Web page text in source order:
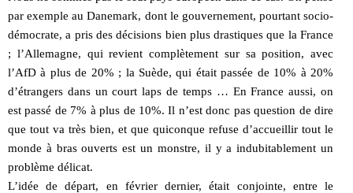
par exemple au Danemark, dont le gouvernement, pourtant socio-
démocrate, a pris des décisions bien plus drastiques que la France
; l’Allemagne, qui revient complètement sur sa position, avec
l’AfD à plus de 20% ; la Suède, qui était passée de 10% à 20%
d’étrangers dans un court laps de temps … En France aussi, on
est passé de 7% à plus de 10%. Il n’est donc pas question de dire
que tout va très bien, et que quiconque refuse d’accueillir tout le
monde à bras ouverts est un monstre, il y a indubitablement un
problème délicat.
L’idée de départ, en février dernier, était conjointe, entre le